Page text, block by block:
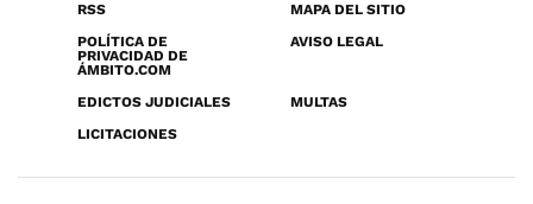
RSS
MAPA DEL SITIO
POLÍTICA DE
PRIVACIDAD DE
ÁMBITO.COM
AVISO LEGAL
EDICTOS JUDICIALES
MULTAS
LICITACIONES